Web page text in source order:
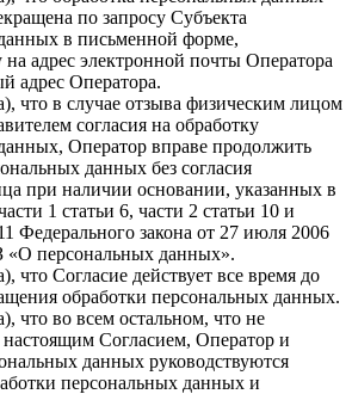
по запросу Субъекта
в письменной форме,
адрес электронной почты Оператора
адрес Оператора.
что в случае отзыва физическим лицом
согласия на обработку
Оператор вправе продолжить
данных без согласия
при наличии основании, указанных в
1 статьи 6, части 2 статьи 10 и
Федерального закона от 27 июля 2006
«О персональных данных».
что Согласие действует все время до
обработки персональных данных.
что во всем остальном, что не
настоящим Согласием, Оператор и
данных руководствуются
персональных данных и